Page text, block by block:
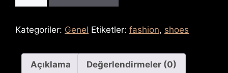
adet
Kategoriler: Genel Etiketler: fashion, shoes
Açıklama Değerlendirmeler (0)